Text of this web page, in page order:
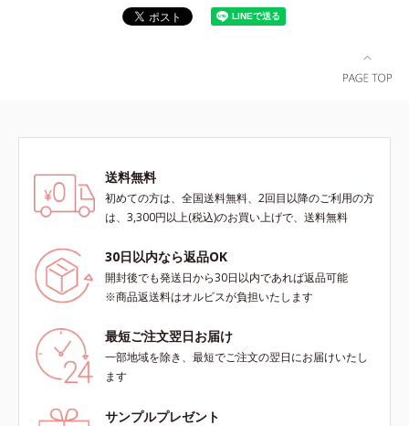
送料無料
初めての方は、全国送料無料、2回目以降のご利用の方
は、3,300円以上(税込)のお買い上げで、送料無料
30日以内なら返品OK
開封後でも発送日から30日以内であれば返品可能
※商品返送料はオルビスが負担いたします
最短ご注文翌日お届け
一部地域を除き、最短でご注文の翌日にお届けいたし
ます
サンプルプレゼント